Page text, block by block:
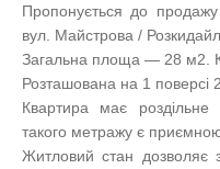
Пропонується до
вул. Майстрова /
Загальна площа — 28 м2.
Розташована на 1 поверсі
Квартира має
такого метражу є
Житловий стан дозволяє